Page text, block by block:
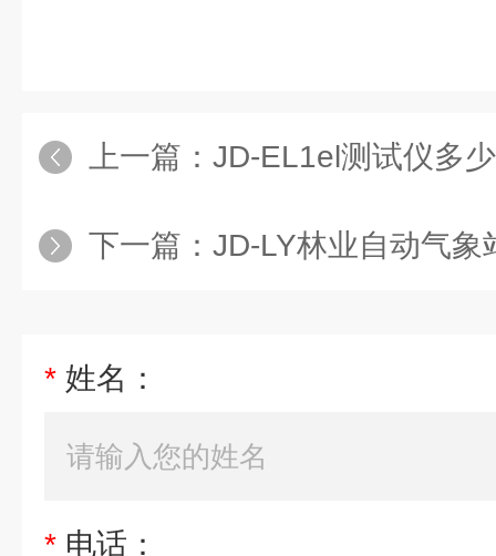
上一篇： JD-EL1el测试仪多
下一篇： JD-LY林业自动气象
* 姓名：
* 电话：